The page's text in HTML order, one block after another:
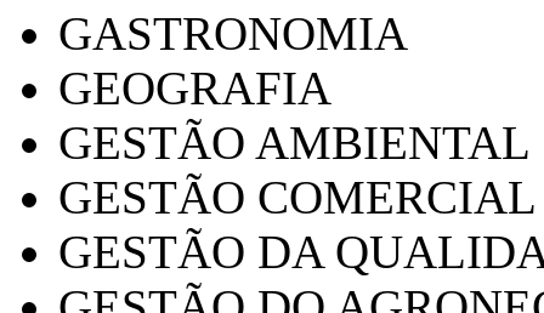
GASTRONOMIA
GEOGRAFIA
GESTÃO AMBIENTAL
GESTÃO COMERCIAL
GESTÃO DA